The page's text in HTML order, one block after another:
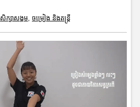
សិក្សាសង្គម, ចម្រៀង និងតន្ត្រី